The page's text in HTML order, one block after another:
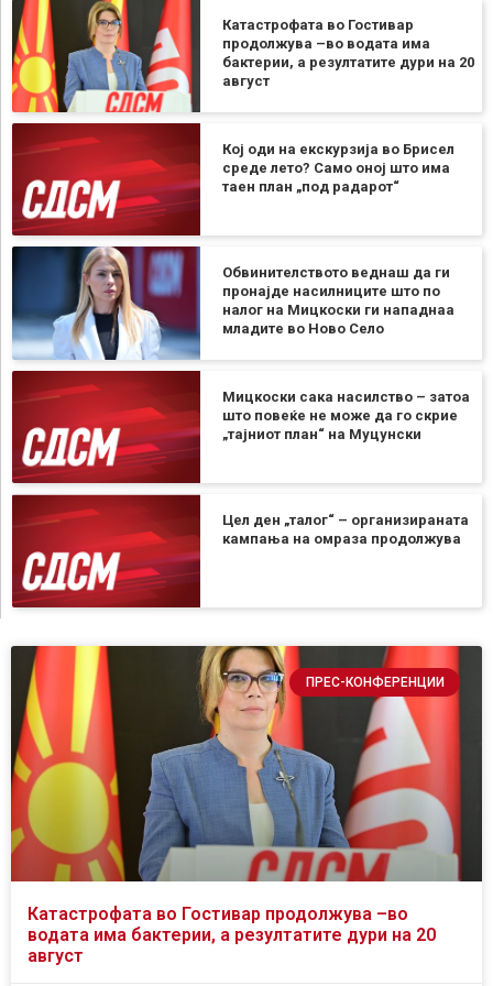
Катастрофата во Гостивар
продолжува –во водата има
бактерии, а резултатите дури на 20
август
Кој оди на екскурзија во Брисел
среде лето? Само оној што има
таен план „под радарот“
Обвинителството веднаш да ги
пронајде насилниците што по
налог на Мицкоски ги нападнаа
младите во Ново Село
Мицкоски сака насилство – затоа
што повеќе не може да го скрие
„тајниот план“ на Муцунски
Цел ден „талог“ – организираната
кампања на омраза продолжува
ПРЕС-КОНФЕРЕНЦИИ
Катастрофата во Гостивар продолжува –во
водата има бактерии, а резултатите дури на 20
август